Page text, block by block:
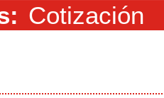
Cotización